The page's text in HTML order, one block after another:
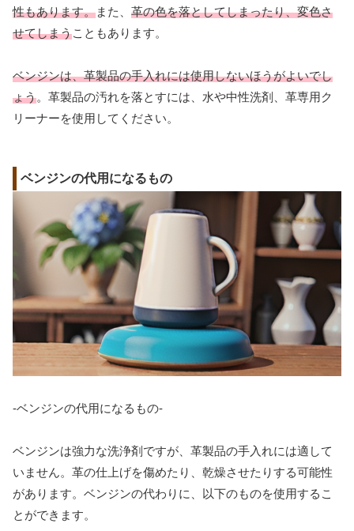
性もあります。また、 革の色を落としてしまったり、変色さ
せてしまうこともあります。
ベンジンは、革製品の手入れには使用しないほうがよいでし
ょう。革製品の汚れを落とすには、水や中性洗剤、革専用ク
リーナーを使用してください。
ベンジンの代用になるもの
-ベンジンの代用になるもの-
ベンジンは強力な洗浄剤ですが、革製品の手入れには適して
いません。革の仕上げを傷めたり、乾燥させたりする可能性
があります。ベンジンの代わりに、以下のものを使用するこ
とができます。